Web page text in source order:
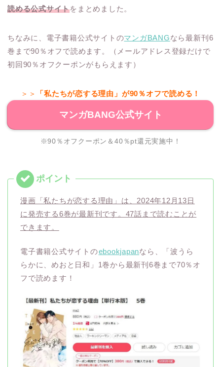
読める公式サイトをまとめました。
ちなみに、電子書籍公式サイトのマンガBANGなら最新刊6
巻まで90％オフで読めます。（メールアドレス登録だけで
初回90％オフクーポンがもらえます）
＞＞ 「私たちが恋する理由」が90％オフで読める！
マンガBANG公式サイト
※90％オフクーポン＆40％pt還元実施中！
漫画「私たちが恋する理由」は、2024年12月13日
に発売する6巻が最新刊です。47話まで読むことが
できます。
電子書籍公式サイトのebookjapanなら、「波うら
らかに、めおと日和」1巻から最新刊6巻まで70％オ
フで読めます！